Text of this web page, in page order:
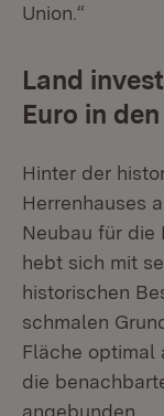
Union.“
Land
Euro in
Hinter der
Herrenhauses
Neubau für die
hebt sich mit
historischen
schmalen
Fläche optimal
die
angebunden.